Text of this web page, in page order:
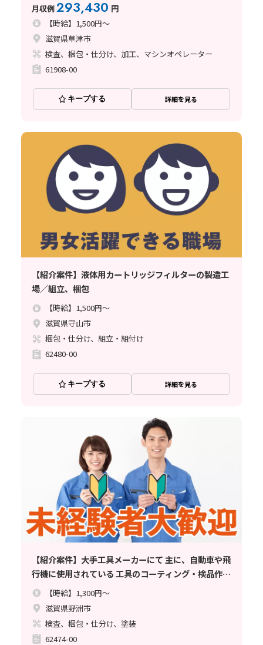
月収例293,430 円
【時給】1,500円～
滋賀県草津市
検査、梱包・仕分け、加工、マシンオペレーター
61908-00
キープする 詳細を見る
【紹介案件】液体用カートリッジフィルターの製造工
場／組立、梱包
【時給】1,500円～
滋賀県守山市
梱包・仕分け、組立・組付け
62480-00
キープする 詳細を見る
【紹介案件】大手工具メーカーにて 主に、自動車や飛
行機に使用されている 工具のコーティング・検品作業
のお仕事【時給】1,300円～
滋賀県野洲市
検査、梱包・仕分け、塗装
62474-00